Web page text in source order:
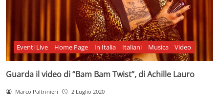
Eventi Live Home Page In Italia Italiani Musica Video
Guarda il video di “Bam Bam Twist”, di Achille Lauro
Marco Paltrinieri 2 Luglio 2020